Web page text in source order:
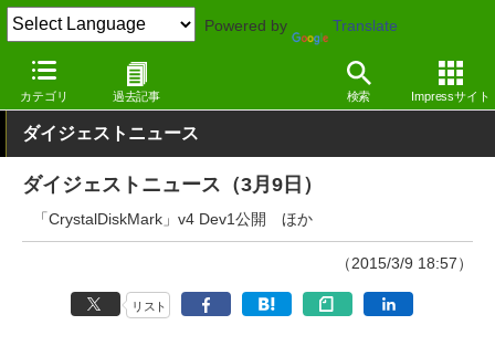
Powered by Translate
カテゴリ 過去記事 検索 Impressサイト
窓の杜 その他の話題 アップデート
ダイジェストニュース
ダイジェストニュース（3月9日）
「CrystalDiskMark」v4 Dev1公開 ほか
（2015/3/9 18:57）
リスト